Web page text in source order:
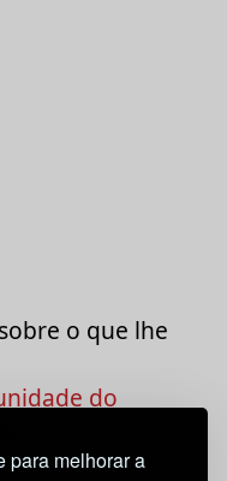
para melhorar a
o que lhe
do